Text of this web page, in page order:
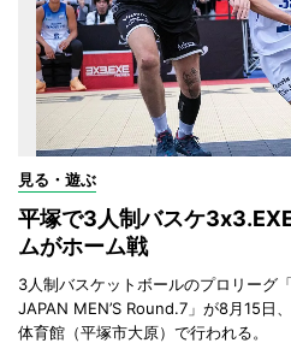
見る・遊ぶ
平塚で3人制バスケ
ムがホーム戦
3人制バスケットボールのプロリーグ
JAPAN MEN’S Round.7」が8月15日
体育館（平塚市大原）で行われる。